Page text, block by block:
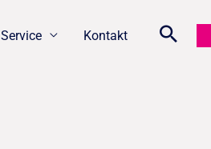
Service Kontakt